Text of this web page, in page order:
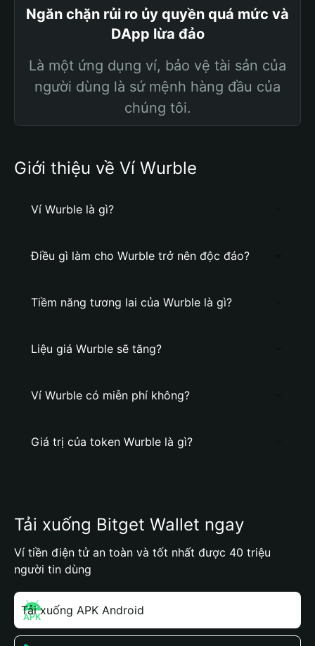
Ngăn chặn rủi ro ủy quyền quá mức và
DApp lừa đảo
Là một ứng dụng ví, bảo vệ tài sản của
người dùng là sứ mệnh hàng đầu của
chúng tôi.
Giới thiệu về Ví Wurble
Ví Wurble là gì?
Điều gì làm cho Wurble trở nên độc đáo?
Tiềm năng tương lai của Wurble là gì?
Liệu giá Wurble sẽ tăng?
Ví Wurble có miễn phí không?
Giá trị của token Wurble là gì?
Tải xuống Bitget Wallet ngay
Ví tiền điện tử an toàn và tốt nhất được 40 triệu
người tin dùng
Tải xuống APK Android